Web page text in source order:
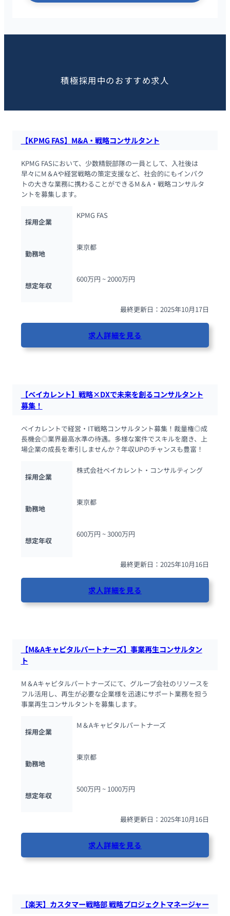
積極採用中のおすすめ求人
【KPMG FAS】M&A・戦略コンサルタント
KPMG FASにおいて、少数精鋭部隊の一員として、入社後は
早々にM＆Aや経営戦略の策定支援など、社会的にもインパク
トの大きな業務に携わることができるM＆A・戦略コンサルタ
ントを募集します。
採用企業
KPMG FAS
勤務地
東京都
想定年収
600万円 ~ 2000万円
最終更新日：2025年10月17日
求人詳細を見る
【ベイカレント】戦略×DXで未来を創るコンサルタント
募集！
ベイカレントで経営・IT戦略コンサルタント募集！裁量権◎成
長機会◎業界最高水準の待遇。多様な案件でスキルを磨き、上
場企業の成長を牽引しませんか？年収UPのチャンスも豊富！
採用企業
株式会社ベイカレント・コンサルティング
勤務地
東京都
想定年収
600万円 ~ 3000万円
最終更新日：2025年10月16日
求人詳細を見る
【M&Aキャピタルパートナーズ】事業再生コンサルタン
ト
M＆Aキャピタルパートナーズにて、グループ会社のリソースを
フル活用し、再生が必要な企業様を迅速にサポート業務を担う
事業再生コンサルタントを募集します。
採用企業
M＆Aキャピタルパートナーズ
勤務地
東京都
想定年収
500万円 ~ 1000万円
最終更新日：2025年10月16日
求人詳細を見る
【楽天】カスタマー戦略部 戦略プロジェクトマネージャー